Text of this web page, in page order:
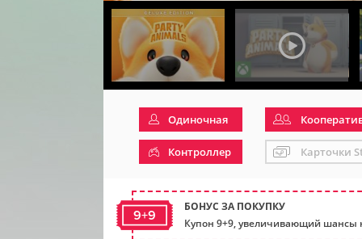
Одиночная
Контроллер Карточки
9+9
БОНУС ЗА ПОКУПКУ
Купон 9+9, увеличивающий шансы